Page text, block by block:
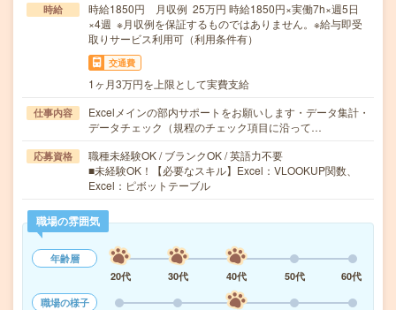
時給
時給1850円 月収例 25万円 時給1850円×実働7h×週5日
×4週 ※月収例を保証するものではありません。※給与即受
取りサービス利用可（利用条件有）
交通費
1ヶ月3万円を上限として実費支給
仕事内容
Excelメインの部内サポートをお願いします・データ集計・
データチェック（規程のチェック項目に沿って…
応募資格
職種未経験OK / ブランクOK / 英語力不要
■未経験OK！【必要なスキル】Excel：VLOOKUP関数、
Excel：ピボットテーブル
職場の雰囲気
年齢層
20代
30代 40代 50代
60代
職場の様子